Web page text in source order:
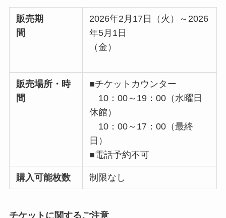
販売期
間
2026年2月17日（火）～2026
年5月1日
（金）
販売場所・時
間
■チケットカウンター
10：00～19：00（水曜日
休館）
10：00～17：00（最終
日）
■電話予約不可
購入可能枚数 制限なし
チケットに関するご注意